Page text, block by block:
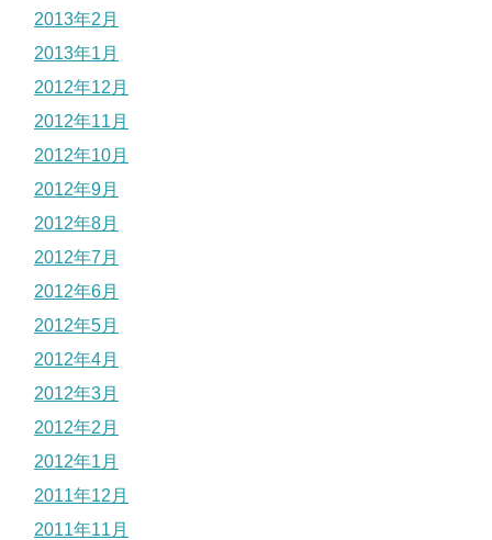
2013年2月
2013年1月
2012年12月
2012年11月
2012年10月
2012年9月
2012年8月
2012年7月
2012年6月
2012年5月
2012年4月
2012年3月
2012年2月
2012年1月
2011年12月
2011年11月